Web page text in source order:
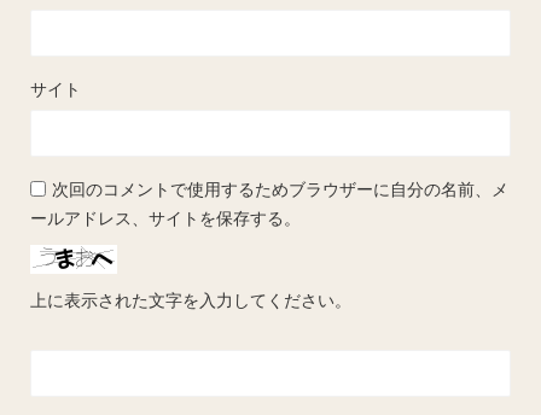
サイト
次回のコメントで使用するためブラウザーに自分の名前、メ
ールアドレス、サイトを保存する。
上に表示された文字を入力してください。